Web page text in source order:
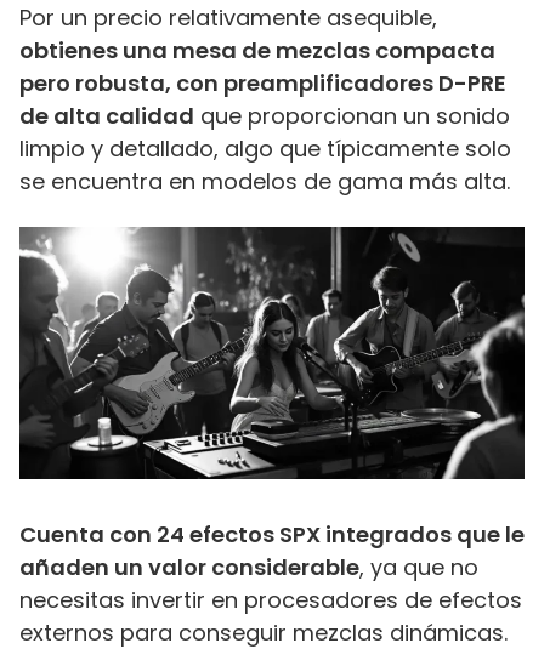
Por un precio relativamente asequible,
obtienes una mesa de mezclas compacta
pero robusta, con preamplificadores D-PRE
de alta calidad que proporcionan un sonido
limpio y detallado, algo que típicamente solo
se encuentra en modelos de gama más alta.
Cuenta con 24 efectos SPX integrados que le
añaden un valor considerable, ya que no
necesitas invertir en procesadores de efectos
externos para conseguir mezclas dinámicas.